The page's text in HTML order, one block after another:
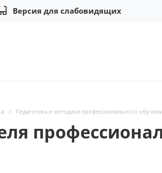
Версия для слабовидящих
Педагогика и методика профессионального